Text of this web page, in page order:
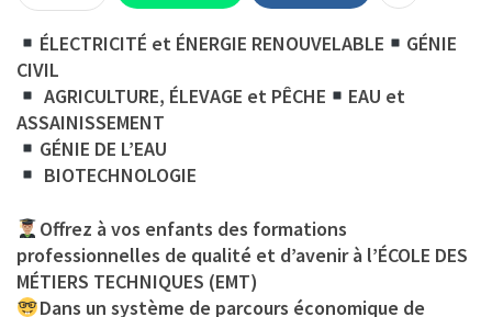
ÉLECTRICITÉ et ÉNERGIE RENOUVELABLE
GÉNIE
CIVIL
AGRICULTURE, ÉLEVAGE et PÊCHE
EAU et
ASSAINISSEMENT
GÉNIE DE L’EAU
BIOTECHNOLOGIE
Offrez à vos enfants des formations
professionnelles de qualité et d’avenir à l’ÉCOLE DES
MÉTIERS TECHNIQUES (EMT)
Dans un système de parcours économique de